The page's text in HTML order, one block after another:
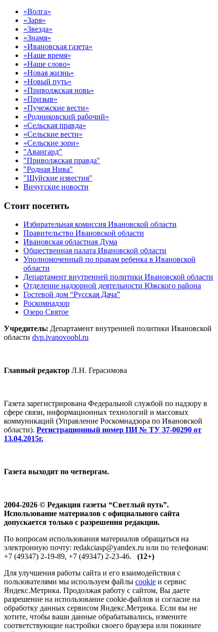
«Волга»
«Заря»
«Звезда»
«Знамя»
«Ивановская газета»
«Наше время»
«Наше слово»
«Новая жизнь»
«Новый путь»
«Приволжская новь»
«Призыв»
«Пучежские вести»
«Родниковский рабочий»
«Сельская правда»
«Сельские вести»
«Сельские зори»
"Авангард"
"Приволжская правда"
"Родная Нива"
"Шуйские известия"
Вичугские новости
Стоит посетить
Избирательная комиссия Ивановской области
Правительство Ивановской области
Ивановская областная Дума
Общественная палата Ивановской области
Уполномоченный по правам ребенка в Ивановской
области
Департамент внутренней политики Ивановской области
Отделение надзорной деятельности Южского района
Гостевой дом “Русская Дача”
Роскомнадзор
Озеро Святое
Учредитель: Департамент внутренней политики Ивановской
области dvp.ivanovoobl.ru
Главный редактор Л.Н. Герасимова
Газета зарегистрирована Федеральной службой по надзору в
сфере связи, информационных технологий и массовых
коммуникаций (Управление Роскомнадзора по Ивановской
области). Регистрационный номер ПИ № ТУ 37-00290 от
13.04.2015г.
Газета выходит по четвергам.
2004-2026 © Редакция газеты “Светлый путь”.
Использование материалов с официального сайта
допускается только с разрешения редакции.
По вопросам использования материалов обращаться на
электронную почту: redakciasp@yandex.ru или по телефонам:
+7 (49347) 2-19-89, +7 (49347) 2-23-46. (12+)
Для улучшения работы сайта и его взаимодействия с
пользователями мы используем файлы cookie и сервис
Яндекс.Метрика. Продолжая работу с сайтом, Вы даете
разрешение на использование cookie-файлов и согласие на
обработку данных сервисом Яндекс.Метрика. Если вы не
хотите, чтобы ваши данные обрабатывались, измените
соответствующие настройки своего браузера или покиньте